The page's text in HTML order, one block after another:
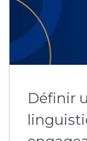
Définir